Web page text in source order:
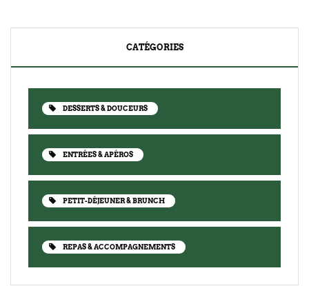
CATÉGORIES
DESSERTS & DOUCEURS
ENTRÉES & APÉROS
PETIT-DÉJEUNER & BRUNCH
REPAS & ACCOMPAGNEMENTS